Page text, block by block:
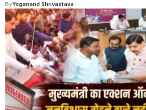
ByYoganand Shrivastava